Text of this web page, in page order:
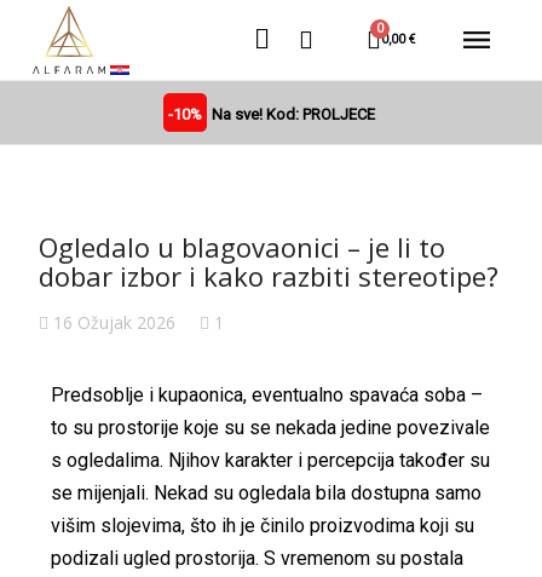
0,00 €
-10% Na sve! Kod: PROLJECE
Ogledalo u blagovaonici – je li to
dobar izbor i kako razbiti stereotipe?
16 Ožujak 2026 1
Predsoblje i kupaonica, eventualno spavaća soba –
to su prostorije koje su se nekada jedine povezivale
s ogledalima. Njihov karakter i percepcija također su
se mijenjali. Nekad su ogledala bila dostupna samo
višim slojevima, što ih je činilo proizvodima koji su
podizali ugled prostorija. S vremenom su postala